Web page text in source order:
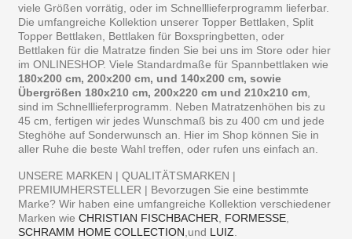
viele Größen vorrätig, oder im Schnelllieferprogramm lieferbar.
Die umfangreiche Kollektion unserer Topper Bettlaken, Split
Topper Bettlaken, Bettlaken für Boxspringbetten, oder
Bettlaken für die Matratze finden Sie bei uns im Store oder hier
im ONLINESHOP. Viele Standardmaße für Spannbettlaken wie
180x200 cm, 200x200 cm, und 140x200 cm, sowie
Übergrößen 180x210 cm, 200x220 cm und 210x210 cm
sind im Schnelllieferprogramm. Neben Matratzenhöhen bis zu
45 cm, fertigen wir jedes Wunschmaß bis zu 400 cm und jede
Steghöhe auf Sonderwunsch an. Hier im Shop können Sie in
aller Ruhe die beste Wahl treffen, oder rufen uns einfach an.
UNSERE MARKEN | QUALITÄTSMARKEN |
PREMIUMHERSTELLER | Bevorzugen Sie eine bestimmte
Marke? Wir haben eine umfangreiche Kollektion verschiedener
Marken wieCHRISTIAN FISCHBACHER FORMESSE
SCHRAMM HOME COLLECTION ,und LUIZ